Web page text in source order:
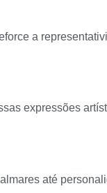
a
expressões
até